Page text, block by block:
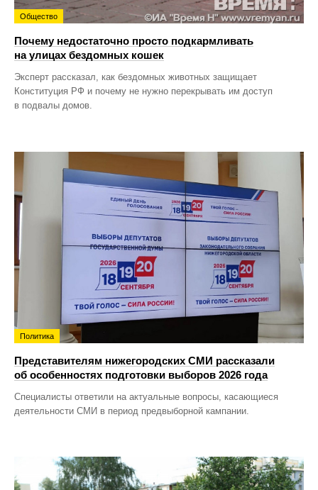
Общество
Почему недостаточно просто подкармливать
на улицах бездомных кошек
Эксперт рассказал, как бездомных животных защищает
Конституция РФ и почему не нужно перекрывать им доступ
в подвалы домов.
Политика
Представителям нижегородских СМИ рассказали
об особенностях подготовки выборов 2026 года
Специалисты ответили на актуальные вопросы, касающиеся
деятельности СМИ в период предвыборной кампании.